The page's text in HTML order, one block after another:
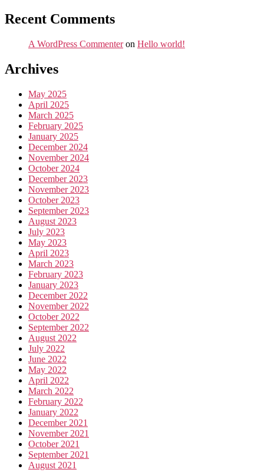
Recent Comments
A WordPress Commenteron Hello world!
Archives
May 2025
April 2025
March 2025
February 2025
January 2025
December 2024
November 2024
October 2024
December 2023
November 2023
October 2023
September 2023
August 2023
July 2023
May 2023
April 2023
March 2023
February 2023
January 2023
December 2022
November 2022
October 2022
September 2022
August 2022
July 2022
June 2022
May 2022
April 2022
March 2022
February 2022
January 2022
December 2021
November 2021
October 2021
September 2021
August 2021